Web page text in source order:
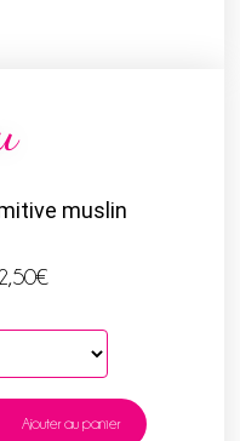
muslin
2,50€
Ajouter au panier